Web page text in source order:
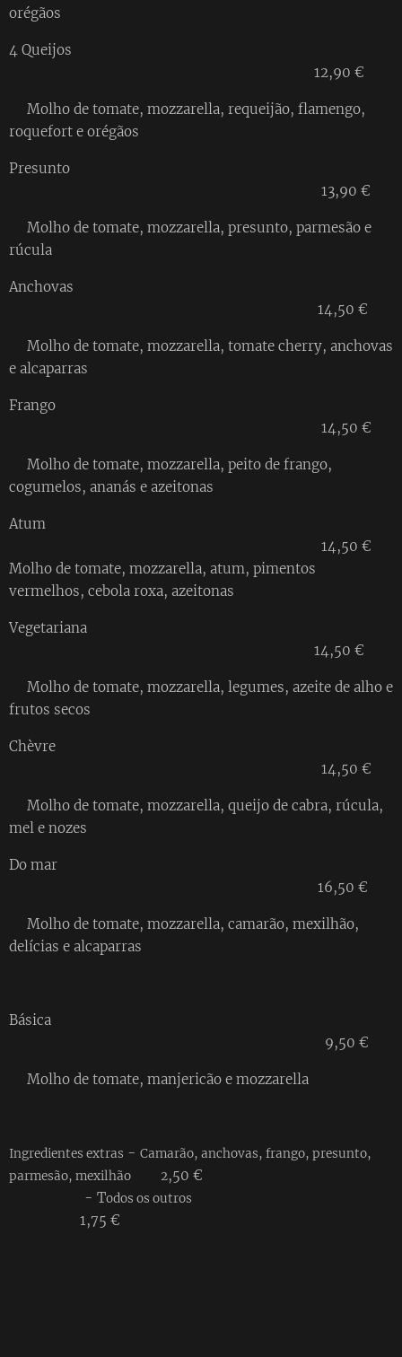
orégãos
4 Queijos
12,90 €
Molho de tomate, mozzarella, requeijão, flamengo,
roquefort e orégãos
Presunto
13,90 €
Molho de tomate, mozzarella, presunto, parmesão e
rúcula
Anchovas
14,50 €
Molho de tomate, mozzarella, tomate cherry, anchovas
e alcaparras
Frango
14,50 €
Molho de tomate, mozzarella, peito de frango,
cogumelos, ananás e azeitonas
Atum
14,50 €
Molho de tomate, mozzarella, atum, pimentos
vermelhos, cebola roxa, azeitonas
Vegetariana
14,50 €
Molho de tomate, mozzarella, legumes, azeite de alho e
frutos secos
Chèvre
14,50 €
Molho de tomate, mozzarella, queijo de cabra, rúcula,
mel e nozes
Do mar
16,50 €
Molho de tomate, mozzarella, camarão, mexilhão,
delícias e alcaparras
Básica
9,50 €
Molho de tomate, manjericão e mozzarella
Ingredientes extras - Camarão, anchovas, frango, presunto,
parmesão, mexilhão 2,50 €
- Todos os outros
1,75 €